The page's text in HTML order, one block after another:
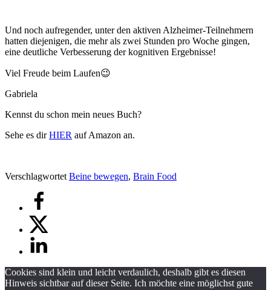
Und noch aufregender, unter den aktiven Alzheimer-Teilnehmern
hatten diejenigen, die mehr als zwei Stunden pro Woche gingen,
eine deutliche Verbesserung der kognitiven Ergebnisse!
Viel Freude beim Laufen😉
Gabriela
Kennst du schon mein neues Buch?
Sehe es dirHIER auf Amazon an.
VerschlagwortetBeine bewegen, Brain Food
Cookies sind klein und leicht verdaulich, deshalb gibt es diesen
Hinweis sichtbar auf dieser Seite. Ich möchte eine möglichst gute